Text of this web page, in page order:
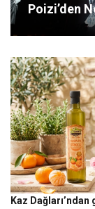
Poizi’den
Kaz